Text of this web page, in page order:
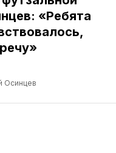
«Ребята
Осинцев